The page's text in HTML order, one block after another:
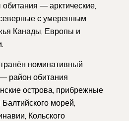
— арктические,
с умеренным
Канады, Европы и
номинативный
район обитания
острова, прибрежные
морей,
Кольского